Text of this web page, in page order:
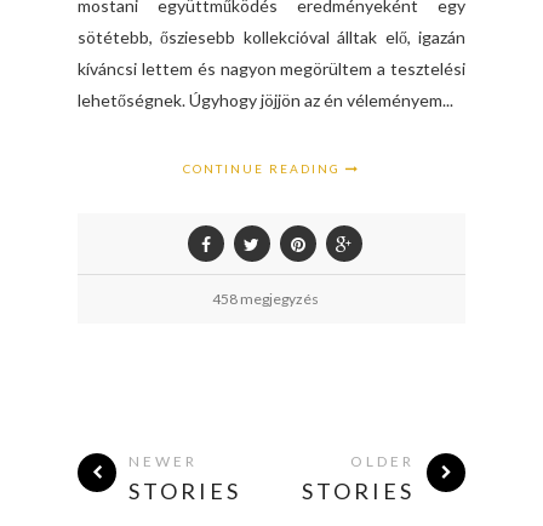
mostani együttműködés eredményeként egy
sötétebb, ősziesebb kollekcióval álltak elő, igazán
kíváncsi lettem és nagyon megörültem a tesztelési
lehetőségnek. Úgyhogy jöjjön az én véleményem...
CONTINUE READING
458 megjegyzés
NEWER
STORIES
OLDER
STORIES